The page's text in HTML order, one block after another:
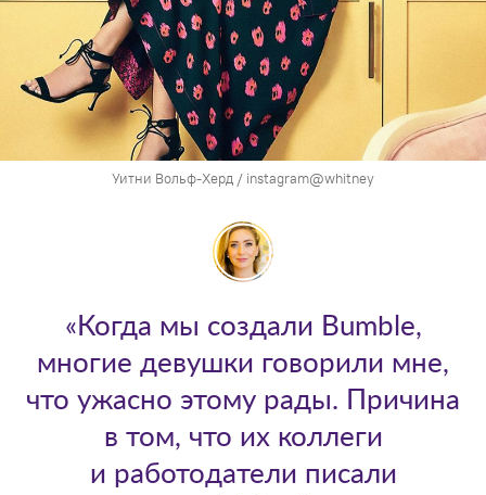
Уитни Вольф-Херд / instagram@whitney
«Когда мы создали Bumble,
многие девушки говорили мне,
что ужасно этому рады. Причина
в том, что их коллеги
и работодатели писали